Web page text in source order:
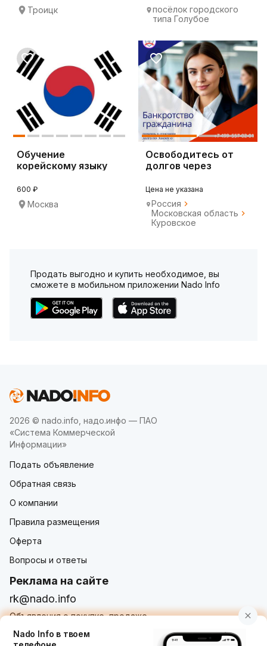
Троицк
посёлок городского
типа Голубое
Обучение
корейскому языку
600 ₽
Москва
Освободитесь от
долгов через
Цена не указана
Россия
Московская область
Куровское
Продать выгодно и купить необходимое, вы
сможете в мобильном приложении Nado Info
2026 © nado.info, надо.инфо — ПАО
«Система Коммерческой
Информации»
Подать объявление
Обратная связь
О компании
Правила размещения
Оферта
Вопросы и ответы
Реклама на сайте
rk@nado.info
Объявления о покупке, продаже,
услугах от частных лиц и организаций
Nado Info в твоем